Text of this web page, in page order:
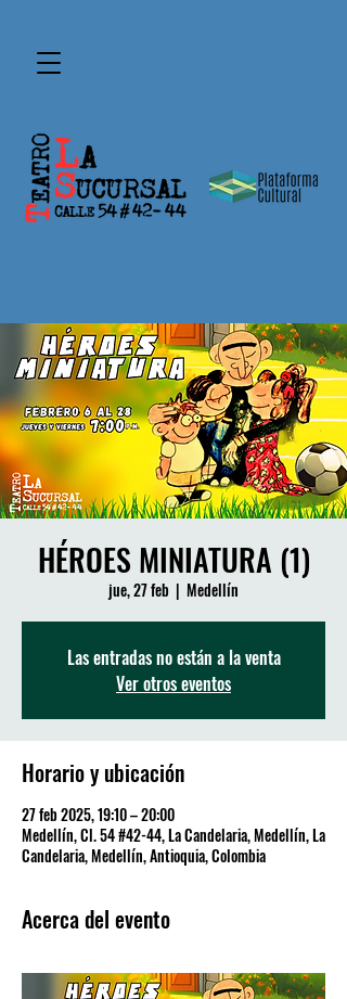
HÉROES MINIATURA (1)
jue, 27 feb
  |
Medellín
Las entradas no están a la venta
Ver otros eventos
Horario y ubicación
27 feb 2025, 19:10 – 20:00
Medellín, Cl. 54 #42-44, La Candelaria, Medellín, La
Candelaria, Medellín, Antioquia, Colombia
Acerca del evento